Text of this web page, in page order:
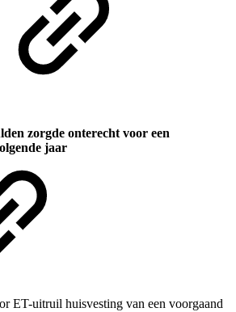
zorgde onterecht voor een
jaar
ET-uitruil huisvesting van een voorgaand